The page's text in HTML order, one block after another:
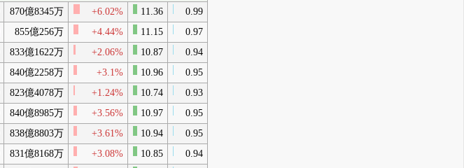
870億8345万 +6.02% 11.36
0.99
855億256万 +4.44% 11.15
0.97
833億1622万 +2.06% 10.87
0.94
840億2258万 +3.1% 10.96
0.95
823億4078万 +1.24% 10.74
0.93
840億8985万 +3.56% 10.97
0.95
838億8803万 +3.61% 10.94
0.95
831億8168万 +3.08% 10.85
0.94